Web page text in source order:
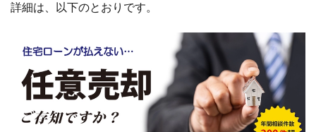
詳細は、以下のとおりです。